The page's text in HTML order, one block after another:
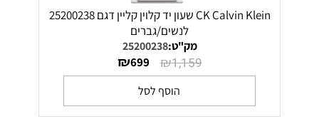
CK Calvin Klein שעון יד קלוין קליין דגם 25200238
לנשים/גברים
מק"ט:25200238
₪1,159
₪699
הוסף לסל